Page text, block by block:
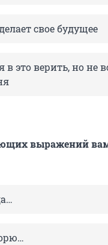
свое будущее
в это верить, но не
выражений